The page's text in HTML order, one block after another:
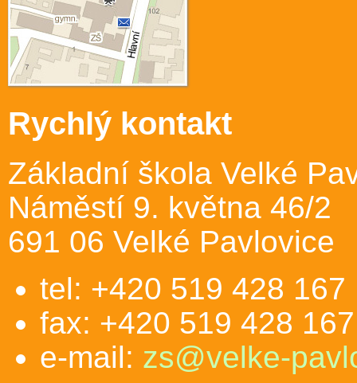
Rychlý kontakt
Základní škola Velké
Náměstí 9. května 46/2
691 06 Velké Pavlovice
tel: +420 519 428 167
fax: +420 519 428 167
e-mail: zs@velke-